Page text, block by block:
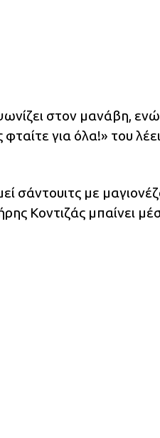
στον μανάβη,
για όλα!» του
σάντουιτς με
Κοντιζάς μπαίνει